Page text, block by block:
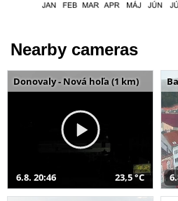
Nearby cameras
Donovaly - Nová hoľa (1 km)
6.8. 20:46 23,5 °C